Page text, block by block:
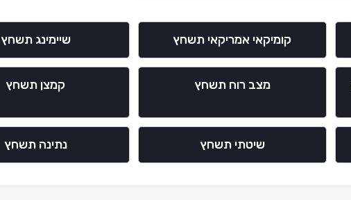
קומיקאי אמריקאי תשחץ שיימינג תשחץ
מצב רוח תשחץ קמצן תשחץ
שיטתי תשחץ נתינה תשחץ